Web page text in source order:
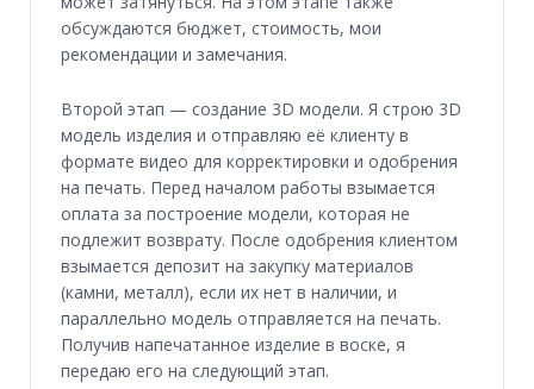
обсуждаются бюджет, стоимость, мои
рекомендации и замечания.
Второй этап — создание 3D модели. Я строю 3D
модель изделия и отправляю её клиенту в
формате видео для корректировки и одобрения
на печать. Перед началом работы взымается
оплата за построение модели, которая не
подлежит возврату. После одобрения клиентом
взымается депозит на закупку материалов
(камни, металл), если их нет в наличии, и
параллельно модель отправляется на печать.
Получив напечатанное изделие в воске, я
передаю его на следующий этап.